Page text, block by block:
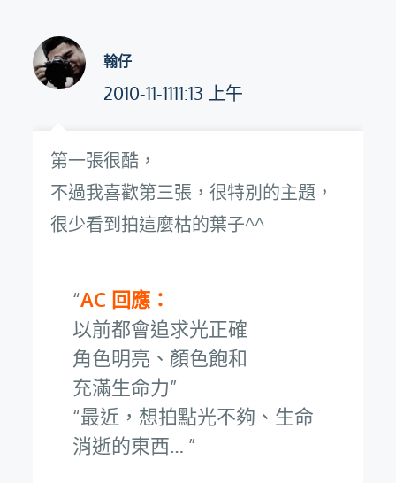
翰仔
2010-11-1111:13 上午
第一張很酷，
不過我喜歡第三張，很特別的主題，
很少看到拍這麼枯的葉子^^
AC 回應：
以前都會追求光正確
角色明亮、顏色飽和
充滿生命力
最近，想拍點光不夠、生命
消逝的東西…